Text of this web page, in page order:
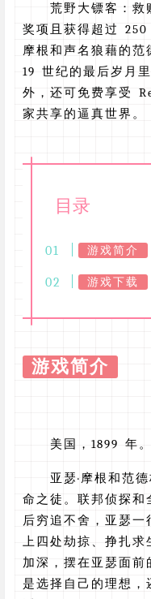
荒野大镖客：救
奖项且获得超过 250
摩根和声名狼藉的范
19 世纪的最后岁月
外，还可免费享受
家共享的逼真世界。
目录
游戏简介
游戏下载
游戏简介
美国，1899 年。
亚瑟·摩根和范德
命之徒。联邦侦探和
后穷追不舍，亚瑟
上四处劫掠、挣扎求
加深，摆在亚瑟面前
是选择自己的理想，